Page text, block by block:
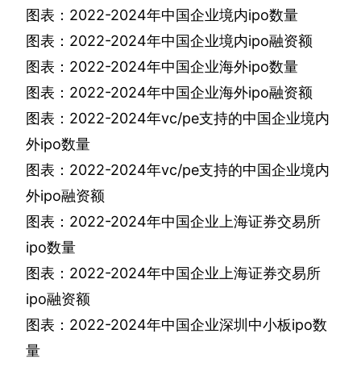
图表： 2022-2024年中国企业境内ipo数量
图表： 2022-2024年中国企业境内ipo融资额
图表： 2022-2024年中国企业海外ipo数量
图表： 2022-2024年中国企业海外ipo融资额
图表： 2022-2024年vc/pe支持的中国企业境内
外ipo数量
图表： 2022-2024年vc/pe支持的中国企业境内
外ipo融资额
图表： 2022-2024年中国企业上海证券交易所
ipo数量
图表： 2022-2024年中国企业上海证券交易所
ipo融资额
图表： 2022-2024年中国企业深圳中小板ipo数
量